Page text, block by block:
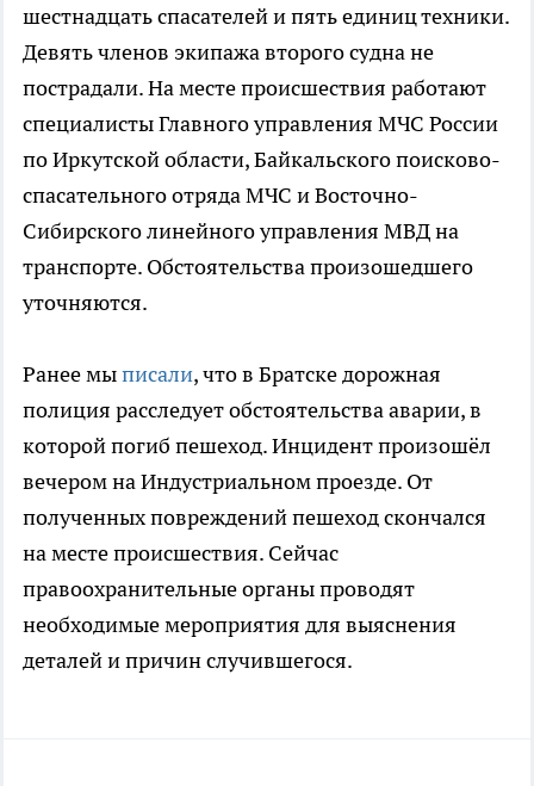
шестнадцать спасателей и пять единиц техники.
Девять членов экипажа второго судна не
пострадали. На месте происшествия работают
специалисты Главного управления МЧС России
по Иркутской области, Байкальского поисково-
спасательного отряда МЧС и Восточно-
Сибирского линейного управления МВД на
транспорте. Обстоятельства произошедшего
уточняются.
Ранее мыписали, что в Братске дорожная
полиция расследует обстоятельства аварии, в
которой погиб пешеход. Инцидент произошёл
вечером на Индустриальном проезде. От
полученных повреждений пешеход скончался
на месте происшествия. Сейчас
правоохранительные органы проводят
необходимые мероприятия для выяснения
деталей и причин случившегося.